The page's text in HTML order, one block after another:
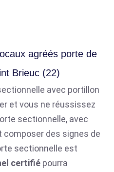
agréés porte de
Brieuc (22)
avec portillon
et vous ne réussissez
sectionnelle, avec
composer des signes de
sectionnelle est
certifié pourra